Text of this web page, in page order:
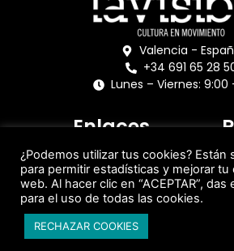
Valencia -
+34 691 65 28
Lunes – Viernes: 9:00
Enlaces
Aviso Legal
Política de Privacidad
Política de Cookies
¿Podemos utilizar tus cookies? Están
para permitir estadísticas y mejorar
web. Al hacer clic en “ACEPTAR”,
para el uso de todas las cookies.
RECHAZAR COOKIES